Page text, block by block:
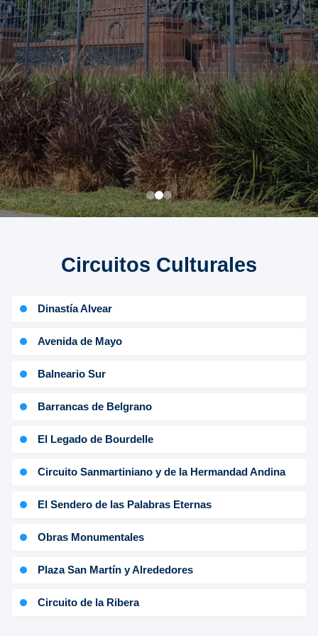
Circuitos Culturales
Dinastía Alvear
Avenida de Mayo
Balneario Sur
Barrancas de Belgrano
El Legado de Bourdelle
Circuito Sanmartiniano y de la Hermandad Andina
El Sendero de las Palabras Eternas
Obras Monumentales
Plaza San Martín y Alrededores
Circuito de la Ribera